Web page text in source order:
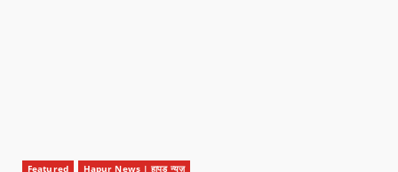
Featured Hapur News | हापुड़ न्यूज़